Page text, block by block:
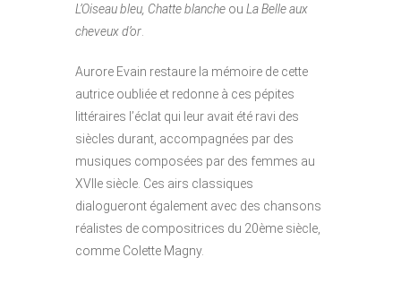
L’Oiseau bleu, Chatte blanche ou La Belle aux
cheveux d’or
Aurore Evain restaure la mémoire de cette
autrice oubliée et redonne à ces pépites
littéraires l’éclat qui leur avait été ravi des
siècles durant, accompagnées par des
musiques composées par des femmes au
XVIIe siècle. Ces airs classiques
dialogueront également avec des chansons
réalistes de compositrices du 20ème siècle,
comme Colette Magny.